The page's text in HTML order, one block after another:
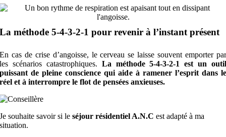
La méthode 5-4-3-2-1 pour revenir à l’instant présent
En cas de crise d’angoisse, le cerveau se laisse souvent emporter par
les scénarios catastrophiques. La méthode 5-4-3-2-1 est un outil
puissant de pleine conscience qui aide à ramener l’esprit dans le
réel et à interrompre le flot de pensées anxieuses.
Je souhaite savoir si leséjour résidentiel A.N.C est adapté à ma
situation.